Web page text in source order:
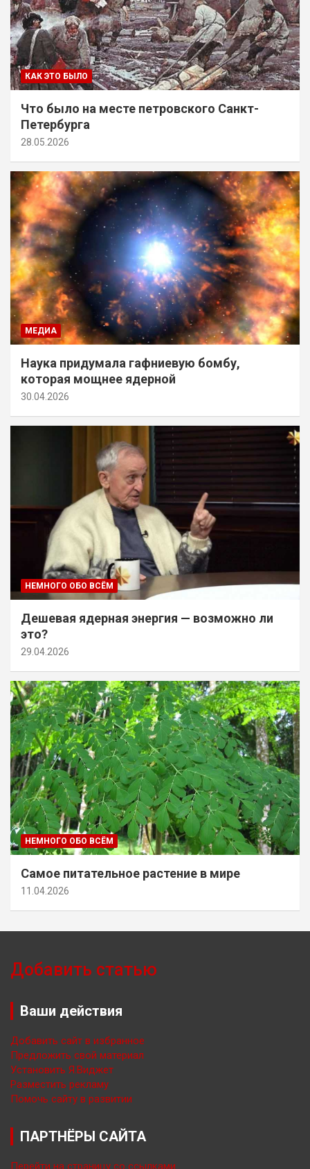
КАК ЭТО БЫЛО
Что было на месте петровского Санкт-
Петербурга
28.05.2026
МЕДИА
Наука придумала гафниевую бомбу,
которая мощнее ядерной
30.04.2026
НЕМНОГО ОБО ВСЁМ
Дешевая ядерная энергия — возможно ли
это?
29.04.2026
НЕМНОГО ОБО ВСЁМ
Самое питательное растение в мире
11.04.2026
Добавить статью
Ваши действия
Добавить сайт в избранное
Предложить свой материал
Установить Я.Виджет
Разместить рекламу
Помочь сайту в развитии
ПАРТНЁРЫ САЙТА
Перейти на страницу со ссылками